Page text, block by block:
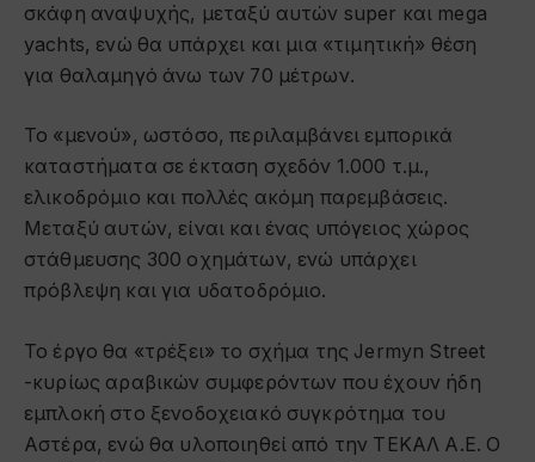
σκάφη αναψυχής, μεταξύ αυτών super και mega
yachts, ενώ θα υπάρχει και μια «τιμητική» θέση
για θαλαμηγό άνω των 70 μέτρων.
Το «μενού», ωστόσο, περιλαμβάνει εμπορικά
καταστήματα σε έκταση σχεδόν 1.000 τ.μ.,
ελικοδρόμιο και πολλές ακόμη παρεμβάσεις.
Μεταξύ αυτών, είναι και ένας υπόγειος χώρος
στάθμευσης 300 οχημάτων, ενώ υπάρχει
πρόβλεψη και για υδατοδρόμιο.
Το έργο θα «τρέξει» το σχήμα της Jermyn Street
-κυρίως αραβικών συμφερόντων που έχουν ήδη
εμπλοκή στο ξενοδοχειακό συγκρότημα του
Αστέρα, ενώ θα υλοποιηθεί από την ΤΕΚΑΛ Α.Ε. Ο